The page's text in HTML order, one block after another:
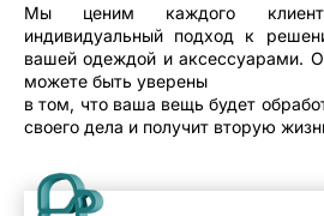
Мы ценим каждого
индивидуальный подход к
вашей одеждой и аксессуарами.
можете быть уверены
в том, что ваша вещь будет
своего дела и получит вторую